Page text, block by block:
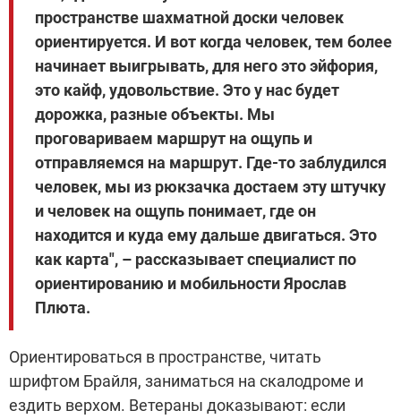
пространстве шахматной доски человек
ориентируется. И вот когда человек, тем более
начинает выигрывать, для него это эйфория,
это кайф, удовольствие. Это у нас будет
дорожка, разные объекты. Мы
проговариваем маршрут на ощупь и
отправляемся на маршрут. Где-то заблудился
человек, мы из рюкзачка достаем эту штучку
и человек на ощупь понимает, где он
находится и куда ему дальше двигаться. Это
как карта", – рассказывает специалист по
ориентированию и мобильности Ярослав
Плюта.
Ориентироваться в пространстве, читать
шрифтом Брайля, заниматься на скалодроме и
ездить верхом. Ветераны доказывают: если